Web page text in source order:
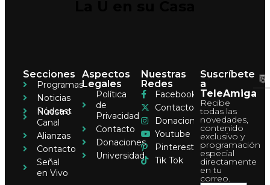
Secciones
Programas
Noticias
Pódcast
Nuestro
Canal
Alianzas
Contacto
Señal
en Vivo
Aspectos
Legales
Política
de
Privacidad
Contacto
Donaciones
Universidad
Nuestras
Redes
Facebook
Contacto
Donaciones
Youtube
Pinterest
Tik Tok
Suscríbete
a
TeleAmiga
Recibe
todas las
novedades,
contenido
exclusivo y
programación
especial
directamente
en tu
correo.